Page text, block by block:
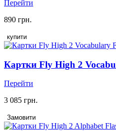
Перейти
890 грн.
купити
Картки Fly High 2
Перейти
3 085 грн.
Замовити